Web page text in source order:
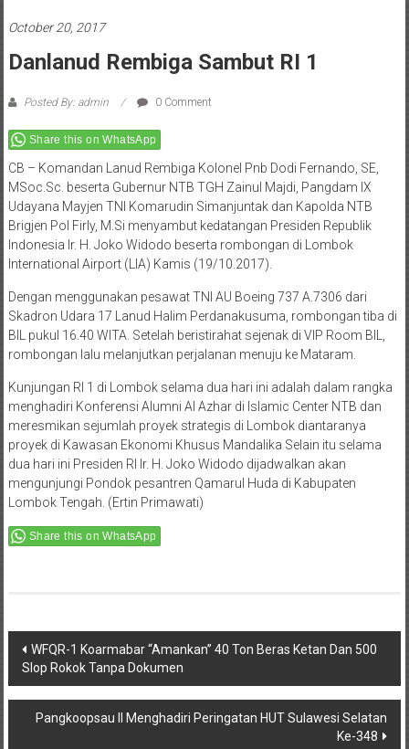
October 20, 2017
Danlanud Rembiga Sambut RI 1
Posted By: admin 0 Comment
Share this on WhatsApp
CB – Komandan Lanud Rembiga Kolonel Pnb Dodi Fernando, SE,
MSoc.Sc. beserta Gubernur NTB TGH Zainul Majdi, Pangdam IX
Udayana Mayjen TNI Komarudin Simanjuntak dan Kapolda NTB
Brigjen Pol Firly, M.Si menyambut kedatangan Presiden Republik
Indonesia Ir. H. Joko Widodo beserta rombongan di Lombok
International Airport (LIA) Kamis (19/10.2017).
Dengan menggunakan pesawat TNI AU Boeing 737 A.7306 dari
Skadron Udara 17 Lanud Halim Perdanakusuma, rombongan tiba di
BIL pukul 16.40 WITA. Setelah beristirahat sejenak di VIP Room BIL,
rombongan lalu melanjutkan perjalanan menuju ke Mataram.
Kunjungan RI 1 di Lombok selama dua hari ini adalah dalam rangka
menghadiri Konferensi Alumni Al Azhar di Islamic Center NTB dan
meresmikan sejumlah proyek strategis di Lombok diantaranya
proyek di Kawasan Ekonomi Khusus Mandalika Selain itu selama
dua hari ini Presiden RI Ir. H. Joko Widodo dijadwalkan akan
mengunjungi Pondok pesantren Qamarul Huda di Kabupaten
Lombok Tengah. (Ertin Primawati)
Share this on WhatsApp
Post
navigation
WFQR-1 Koarmabar “Amankan” 40 Ton Beras Ketan Dan 500
Slop Rokok Tanpa Dokumen
Pangkoopsau II Menghadiri Peringatan HUT Sulawesi Selatan
Ke-348